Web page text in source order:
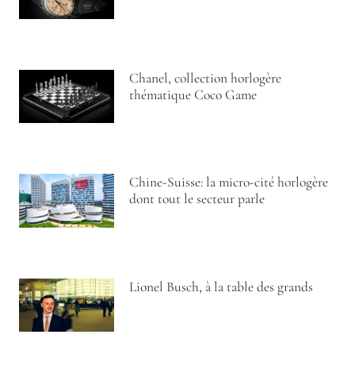
Chanel, collection horlogère
thématique Coco Game
Chine-Suisse: la micro-cité horlogère
dont tout le secteur parle
Lionel Busch, à la table des grands